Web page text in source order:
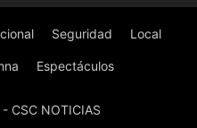
Seguridad Local
Espectáculos
CSC NOTICIAS